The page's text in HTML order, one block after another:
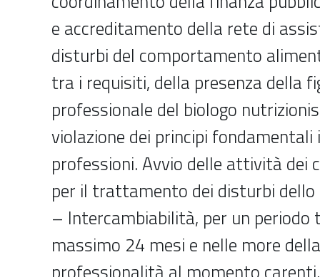
e accreditamento della rete di
disturbi del comportamento
tra i requisiti, della presenza della
professionale del biologo
violazione dei principi
professioni. Avvio delle attività dei
per il trattamento dei disturbi
– Intercambiabilità, per un
massimo 24 mesi e nelle more